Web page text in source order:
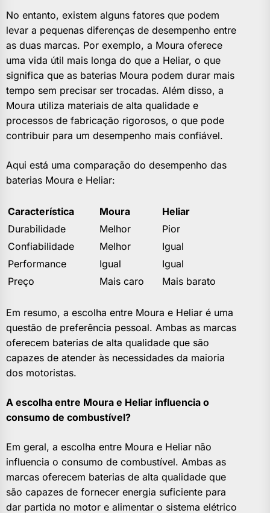
No entanto, existem alguns fatores que podem
levar a pequenas diferenças de desempenho entre
as duas marcas. Por exemplo, a Moura oferece
uma vida útil mais longa do que a Heliar, o que
significa que as baterias Moura podem durar mais
tempo sem precisar ser trocadas. Além disso, a
Moura utiliza materiais de alta qualidade e
processos de fabricação rigorosos, o que pode
contribuir para um desempenho mais confiável.
Aqui está uma comparação do desempenho das
baterias Moura e Heliar:
Característica Moura
Heliar
Durabilidade
Melhor
Pior
Confiabilidade
Melhor
Igual
Performance
Igual
Igual
Preço
Mais caro Mais barato
Em resumo, a escolha entre Moura e Heliar é uma
questão de preferência pessoal. Ambas as marcas
oferecem baterias de alta qualidade que são
capazes de atender às necessidades da maioria
dos motoristas.
A escolha entre Moura e Heliar influencia o
consumo de combustível?
Em geral, a escolha entre Moura e Heliar não
influencia o consumo de combustível. Ambas as
marcas oferecem baterias de alta qualidade que
são capazes de fornecer energia suficiente para
dar partida no motor e alimentar o sistema elétrico